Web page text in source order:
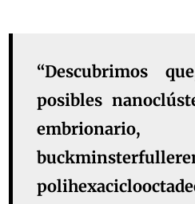
“Descubrimos
posibles